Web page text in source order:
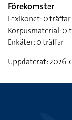
Förekomster
Lexikonet: 0 träffar
Korpusmaterial: 0
Enkäter: 0 träffar
Uppdaterat: 2026-